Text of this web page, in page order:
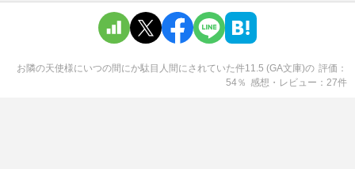
お隣の天使様にいつの間にか駄目人間にされていた件11.5 (GA文庫)の 評価
54％ 感想・レビュー 27件